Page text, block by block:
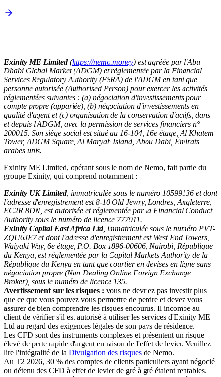
Exinity ME Limited(https://nemo.money) est agréée par l'Abu
Dhabi Global Market (ADGM) et réglementée par la Financial
Services Regulatory Authority (FSRA) de l'ADGM en tant que
personne autorisée (Authorised Person) pour exercer les activités
réglementées suivantes : (a) négociation d'investissements pour
compte propre (appariée), (b) négociation d'investissements en
qualité d'agent et (c) organisation de la conservation d'actifs, dans
et depuis l'ADGM, avec la permission de services financiers n°
200015. Son siège social est situé au 16-104, 16e étage, Al Khatem
Tower, ADGM Square, Al Maryah Island, Abou Dabi, Émirats
arabes unis.
Exinity ME Limited, opérant sous le nom de Nemo, fait partie du
groupe Exinity, qui comprend notamment :
Exinity UK Limited, immatriculée sous le numéro 10599136 et dont
l'adresse d'enregistrement est 8-10 Old Jewry, Londres, Angleterre,
EC2R 8DN, est autorisée et réglementée par la Financial Conduct
Authority sous le numéro de licence 777911.
Exinity Capital East Africa Ltd, immatriculée sous le numéro PVT-
ZQU6JE7 et dont l'adresse d'enregistrement est West End Towers,
Waiyaki Way, 6e étage, P.O. Box 1896-00606, Nairobi, République
du Kenya, est réglementée par la Capital Markets Authority de la
République du Kenya en tant que courtier en devises en ligne sans
négociation propre (Non-Dealing Online Foreign Exchange
Broker), sous le numéro de licence 135.
Avertissement sur les risques : vous ne devriez pas investir plus
que ce que vous pouvez vous permettre de perdre et devez vous
assurer de bien comprendre les risques encourus. Il incombe au
client de vérifier s'il est autorisé à utiliser les services d'Exinity ME
Ltd au regard des exigences légales de son pays de résidence.
Les CFD sont des instruments complexes et présentent un risque
élevé de perte rapide d'argent en raison de l'effet de levier. Veuillez
lire l'intégralité de la Divulgation des risques de Nemo.
Au T2 2026, 30 % des comptes de clients particuliers ayant négocié
ou détenu des CFD à effet de levier de gré à gré étaient rentables.